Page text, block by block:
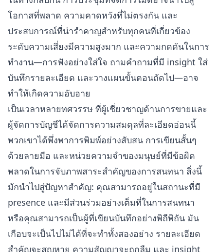
โอกาสที่พลาด ความคาดหวังที่ไม่ตรงกัน และ
ประสบการณ์ที่น่ารำคาญสำหรับทุกคนที่เกี่ยวข้อง
ระดับความเสี่ยงมีความสูงมาก และความกดดันในการ
ทำงาน—การฟังอย่างใส่ใจ ถามคำถามที่มี insight ใส่
บันทึกรายละเอียด และวางแผนขั้นตอนถัดไป—อาจ
ทำให้เกิดความอับอาย
เป็นเวลาหลายทศวรรษ ที่ผู้เชี่ยวชาญด้านการขายและ
ผู้จัดการบัญชีได้จัดการความสมดุลที่ละเอียดอ่อนนี้
พวกเขาได้พึ่งพาการพิมพ์อย่างสับสน การเขียนสั้นๆ
ด้วยลายมือ และหน่วยความจำของมนุษย์ที่มีข้อผิด
พลาดในการจับภาพสาระสำคัญของการสนทนา สิ่งนี้
มักนำไปสู่ปัญหาสำคัญ: คุณสามารถอยู่ในสถานะที่มี
presence และมีส่วนร่วมอย่างเต็มที่ในการสนทนา
หรือคุณสามารถเป็นผู้ที่เขียนบันทึกอย่างพิถีพิถัน มัน
เกือบจะเป็นไปไม่ได้ที่จะทำทั้งสองอย่าง รายละเอียด
สำคัญจะสูญหาย ความสัญญาจะถูกลืม และ insight